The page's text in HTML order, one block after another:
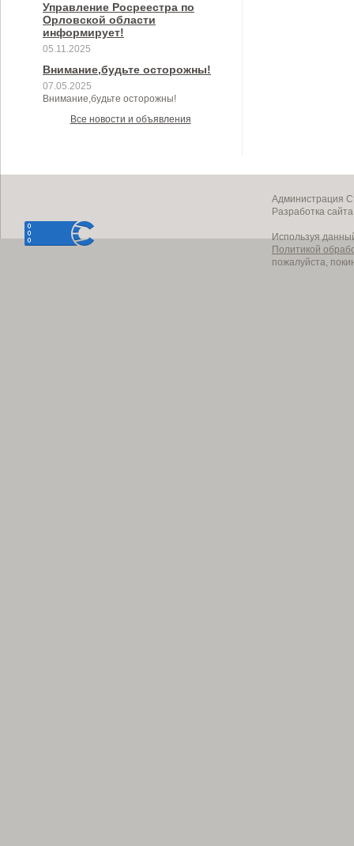
Управление Росреестра по
Орловской области
информирует!
05.11.2025
Внимание,будьте осторожны!
07.05.2025
Внимание,будьте осторожны!
Все новости и объявления
Администрация
Разработка
Используя
Политикой
пожалуйста,